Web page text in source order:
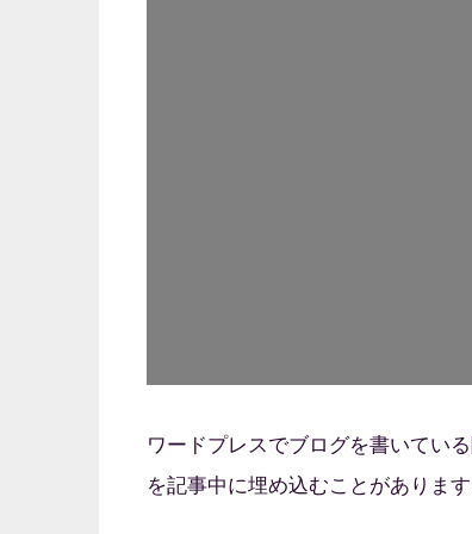
ワードプレスでブログを書いてい
を記事中に埋め込むことがあります